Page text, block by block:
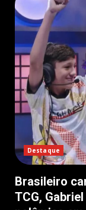
Destaque
Brasileiro
TCG,